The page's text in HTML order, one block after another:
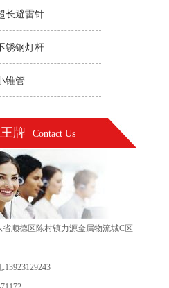
长避雷针
锈钢灯杆
锥管
牌 Contact Us
省顺德区陈村镇力源金属物流城C区